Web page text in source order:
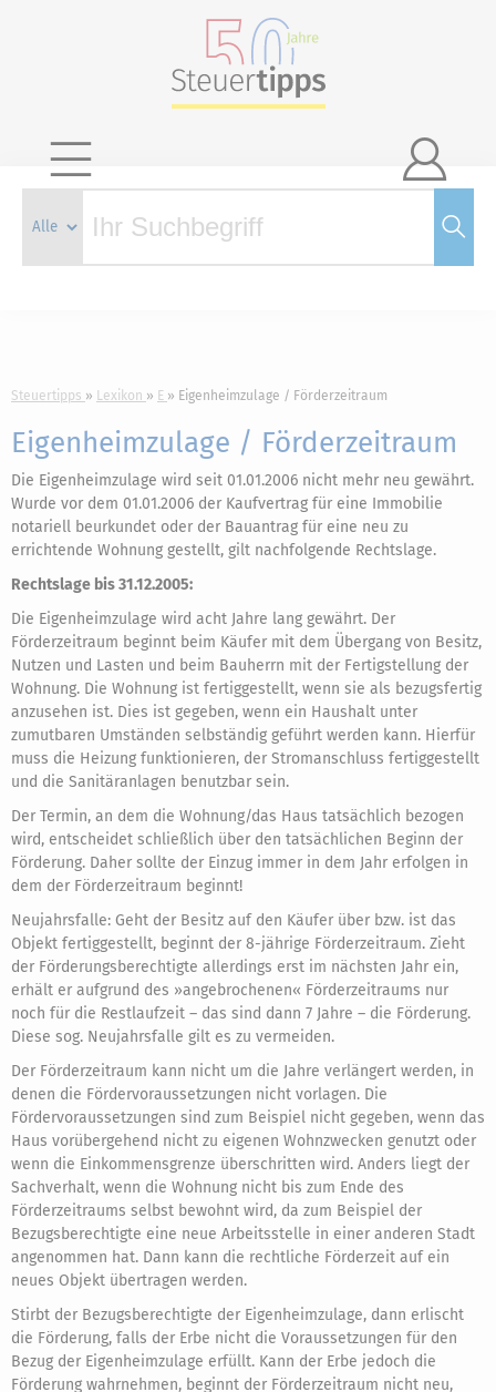

Steuertipps Lexikon E Eigenheimzulage / Förderzeitraum
Eigenheimzulage / Förderzeitraum
Die Eigenheimzulage wird seit 01.01.2006 nicht mehr neu gewährt.
Wurde vor dem 01.01.2006 der Kaufvertrag für eine Immobilie
notariell beurkundet oder der Bauantrag für eine neu zu
errichtende Wohnung gestellt, gilt nachfolgende Rechtslage.
Rechtslage bis 31.12.2005:
Die Eigenheimzulage wird acht Jahre lang gewährt. Der
Förderzeitraum beginnt beim Käufer mit dem Übergang von Besitz,
Nutzen und Lasten und beim Bauherrn mit der Fertigstellung der
Wohnung. Die Wohnung ist fertiggestellt, wenn sie als bezugsfertig
anzusehen ist. Dies ist gegeben, wenn ein Haushalt unter
zumutbaren Umständen selbständig geführt werden kann. Hierfür
muss die Heizung funktionieren, der Stromanschluss fertiggestellt
und die Sanitäranlagen benutzbar sein.
Der Termin, an dem die Wohnung/das Haus tatsächlich bezogen
wird, entscheidet schließlich über den tatsächlichen Beginn der
Förderung. Daher sollte der Einzug immer in dem Jahr erfolgen in
dem der Förderzeitraum beginnt!
Neujahrsfalle: Geht der Besitz auf den Käufer über bzw. ist das
Objekt fertiggestellt, beginnt der 8-jährige Förderzeitraum. Zieht
der Förderungsberechtigte allerdings erst im nächsten Jahr ein,
erhält er aufgrund des »angebrochenen« Förderzeitraums nur
noch für die Restlaufzeit – das sind dann 7 Jahre – die Förderung.
Diese sog. Neujahrsfalle gilt es zu vermeiden.
Der Förderzeitraum kann nicht um die Jahre verlängert werden, in
denen die Fördervoraussetzungen nicht vorlagen. Die
Fördervoraussetzungen sind zum Beispiel nicht gegeben, wenn das
Haus vorübergehend nicht zu eigenen Wohnzwecken genutzt oder
wenn die Einkommensgrenze überschritten wird. Anders liegt der
Sachverhalt, wenn die Wohnung nicht bis zum Ende des
Förderzeitraums selbst bewohnt wird, da zum Beispiel der
Bezugsberechtigte eine neue Arbeitsstelle in einer anderen Stadt
angenommen hat. Dann kann die rechtliche Förderzeit auf ein
neues Objekt übertragen werden.
Stirbt der Bezugsberechtigte der Eigenheimzulage, dann erlischt
die Förderung, falls der Erbe nicht die Voraussetzungen für den
Bezug der Eigenheimzulage erfüllt. Kann der Erbe jedoch die
Förderung wahrnehmen, beginnt der Förderzeitraum nicht neu,